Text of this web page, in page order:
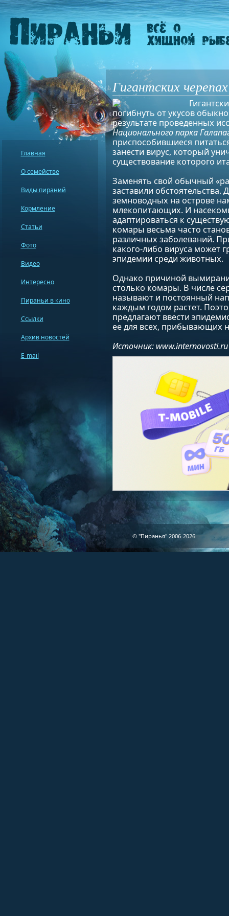
Гигантских
погибнуть от укусов
результате проведенных
Национального парка
приспособившиеся
занести вирус, который
существование которого
Заменять свой обычный
заставили обстоятельства.
земноводных на острове
млекопитающих. И
адаптироваться к
комары весьма часто
различных заболеваний.
какого-либо вируса может
эпидемии среди животных.
Однако причиной
столько комары. В числе
называют и постоянный
каждым годом растет.
предлагают ввести
ее для всех, прибывающих
Источник: www.internovosti.ru
Главная
О семействе
Виды пираний
Кормление
Статьи
Фото
Видео
Интересно
Пираньи в кино
Ссылки
Архив новостей
E-mail
© "Пиранья" 2006-2026